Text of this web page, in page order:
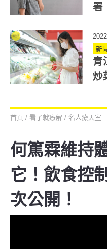
署
療
新
青
炒
這
首頁 / 看了就療解 / 名人療天室
何篤霖維持
它！飲食控
次公開！